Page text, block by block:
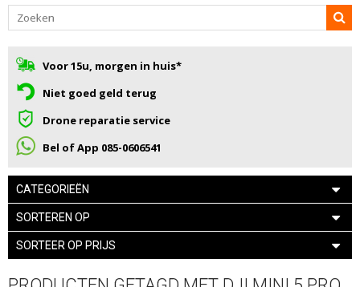
Voor 15u, morgen in huis*
Niet goed geld terug
Drone reparatie service
Bel of App 085-0606541
CATEGORIEËN
SORTEREN OP
SORTEER OP PRIJS